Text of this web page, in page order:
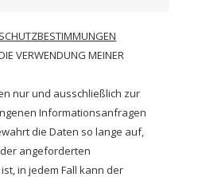
VERWENDUNG MEINER
nur und ausschließlich zur
Informationsanfragen
die Daten so lange auf,
angeforderten
in jedem Fall kann der